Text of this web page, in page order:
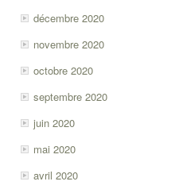
décembre 2020
novembre 2020
octobre 2020
septembre 2020
juin 2020
mai 2020
avril 2020